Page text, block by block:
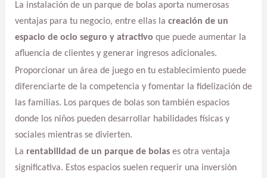
La instalación de un parque de bolas aporta numerosas
ventajas para tu negocio, entre ellas la creación de un
espacio de ocio seguro y atractivo que puede aumentar la
afluencia de clientes y generar ingresos adicionales.
Proporcionar un área de juego en tu establecimiento puede
diferenciarte de la competencia y fomentar la fidelización de
las familias. Los parques de bolas son también espacios
donde los niños pueden desarrollar habilidades físicas y
sociales mientras se divierten.
La rentabilidad de un parque de bolases otra ventaja
significativa. Estos espacios suelen requerir una inversión